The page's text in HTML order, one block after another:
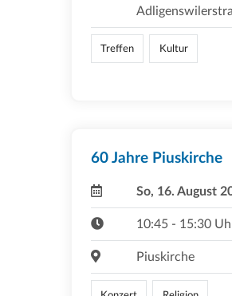
Treffen Kultur
60 Jahre Piuskirche
So, 16. August
10:45 - 15:30
Piuskirche